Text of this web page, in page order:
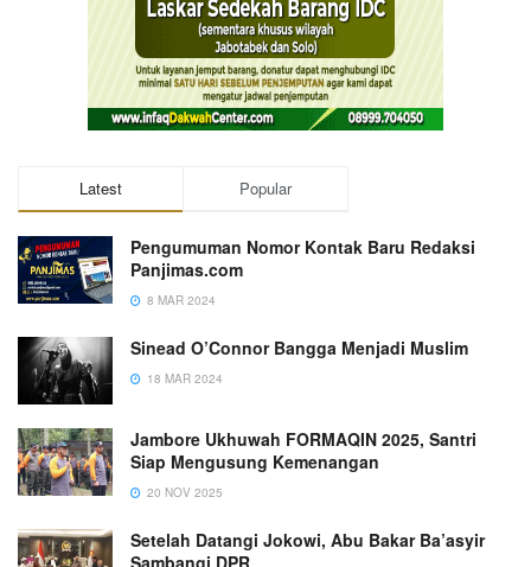
Latest Popular
Pengumuman Nomor Kontak Baru Redaksi
Panjimas.com
8 MAR 2024
Sinead O’Connor Bangga Menjadi Muslim
18 MAR 2024
Jambore Ukhuwah FORMAQIN 2025, Santri
Siap Mengusung Kemenangan
20 NOV 2025
Setelah Datangi Jokowi, Abu Bakar Ba’asyir
Sambangi DPR